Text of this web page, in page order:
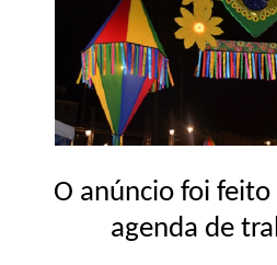
O anúncio foi
agenda de